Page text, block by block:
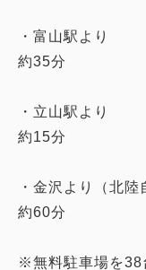
・富山駅より
約35分
・立山駅より
約15分
・金沢より（北陸
約60分
※無料駐車場を38